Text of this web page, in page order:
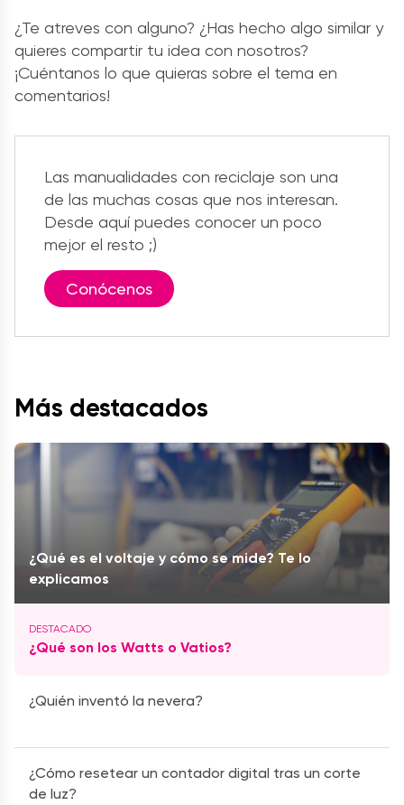
¿Te atreves con alguno? ¿Has hecho algo similar y
quieres compartir tu idea con nosotros?
¡Cuéntanos lo que quieras sobre el tema en
comentarios!
Las manualidades con reciclaje son una
de las muchas cosas que nos interesan.
Desde aquí puedes conocer un poco
mejor el resto ;)
Conócenos
Más destacados
¿Qué es el voltaje y cómo se mide? Te lo
explicamos
¿Qué son los Watts o Vatios?
¿Quién inventó la nevera?
¿Cómo resetear un contador digital tras un corte
de luz?